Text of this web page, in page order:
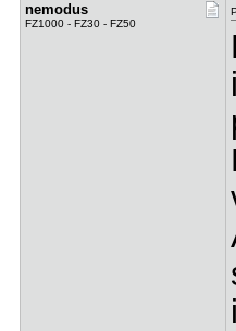
nemodus
FZ1000 - FZ30 - FZ50